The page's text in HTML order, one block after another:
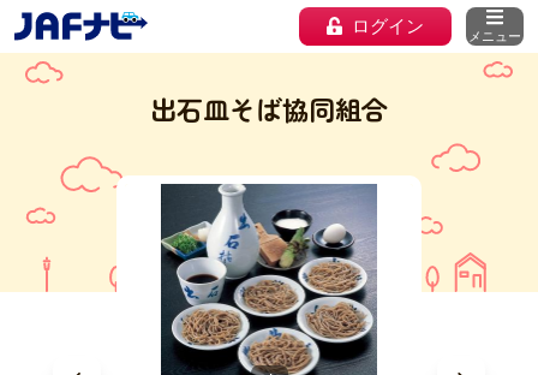
ログイン メニュー
出石皿そば協同組合